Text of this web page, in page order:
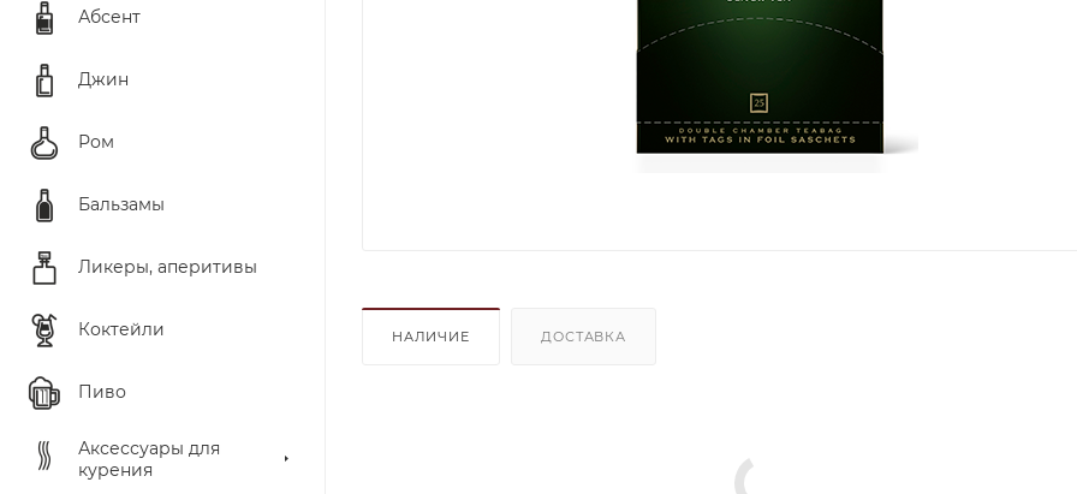
Абсент
Джин
Ром
Бальзамы
Ликеры, аперитивы
Коктейли
Пиво
Аксессуары для
курения
НАЛИЧИЕ ДОСТАВКА